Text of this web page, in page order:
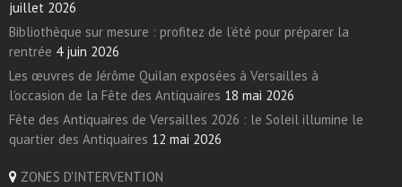
juillet 2026
Bibliothèque sur mesure : profitez de l’été pour préparer la
rentrée 4 juin 2026
Les œuvres de Jérôme Quilan exposées à Versailles à
l’occasion de la Fête des Antiquaires 18 mai 2026
Fête des Antiquaires de Versailles 2026 : le Soleil illumine le
quartier des Antiquaires 12 mai 2026
ZONES D'INTERVENTION